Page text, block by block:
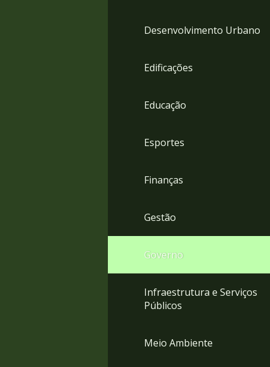
Desenvolvimento Urbano
Edificações
Educação
Esportes
Finanças
Gestão
Governo
Infraestrutura e Serviços
Públicos
Meio Ambiente